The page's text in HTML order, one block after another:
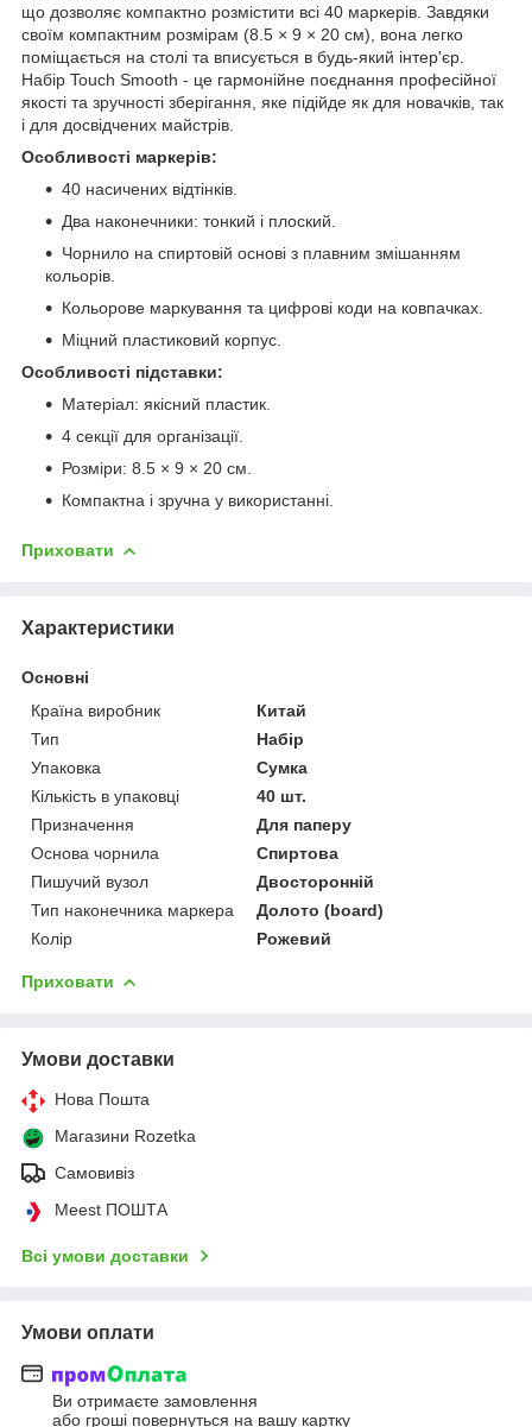
що дозволяє компактно розмістити всі 40 маркерів. Завдяки
своїм компактним розмірам (8.5 × 9 × 20 см), вона легко
поміщається на столі та вписується в будь-який інтер'єр.
Набір Touch Smooth - це гармонійне поєднання професійної
якості та зручності зберігання, яке підійде як для новачків, так
і для досвідчених майстрів.
Особливості маркерів:
40 насичених відтінків.
Два наконечники: тонкий і плоский.
Чорнило на спиртовій основі з плавним змішанням
кольорів.
Кольорове маркування та цифрові коди на ковпачках.
Міцний пластиковий корпус.
Особливості підставки:
Матеріал: якісний пластик.
4 секції для організації.
Розміри: 8.5 × 9 × 20 см.
Компактна і зручна у використанні.
Приховати
Характеристики
Основні
Країна виробник
Китай
Тип
Набір
Упаковка
Сумка
Кількість в упаковці
40 шт.
Призначення
Для паперу
Основа чорнила
Спиртова
Пишучий вузол
Двосторонній
Тип наконечника маркера
Долото (board)
Колір
Рожевий
Приховати
Умови доставки
Нова Пошта
Магазини Rozetka
Самовивіз
Meest ПОШТА
Всі умови доставки
Умови оплати
Ви отримаєте замовлення
або гроші повернуться на вашу картку